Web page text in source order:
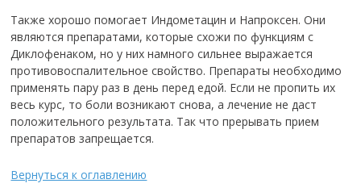
Также хорошо помогает Индометацин и Напроксен. Они
являются препаратами, которые схожи по функциям с
Диклофенаком, но у них намного сильнее выражается
противовоспалительное свойство. Препараты необходимо
применять пару раз в день перед едой. Если не пропить их
весь курс, то боли возникают снова, а лечение не даст
положительного результата. Так что прерывать прием
препаратов запрещается.
Вернуться к оглавлению